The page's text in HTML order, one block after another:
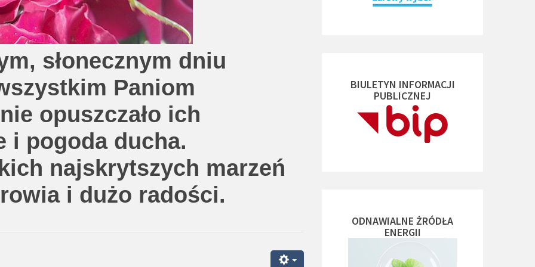
słonecznym dniu
Paniom
opuszczało ich
i pogoda ducha.
najskrytszych marzeń
i dużo radości.
BIULETYN INFORMACJI
PUBLICZNEJ
ODNAWIALNE ŻRÓDŁA
ENERGII